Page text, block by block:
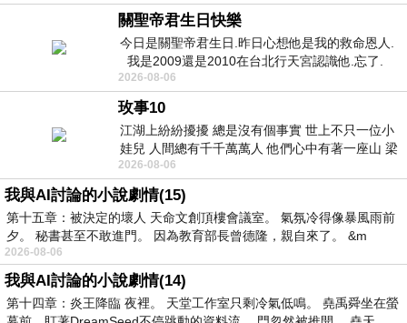
關聖帝君生日快樂
今日是關聖帝君生日.昨日心想他是我的救命恩人.
我是2009還是2010在台北行天宮認識他.忘了.
一個奇摩交友的網友學
2026-08-06
玫事10
江湖上紛紛擾擾 總是沒有個事實 世上不只一位小
娃兒 人間總有千千萬萬人 他們心中有著一座山 梁
山佛山泰華衡恆嵩 一山之高
2026-08-06
我與AI討論的小說劇情(15)
第十五章：被決定的壞人 天命文創頂樓會議室。 氣氛冷得像暴風雨前
夕。 秘書甚至不敢進門。 因為教育部長曾德隆，親自來了。 &m
2026-08-06
我與AI討論的小說劇情(14)
第十四章：炎王降臨 夜裡。 天堂工作室只剩冷氣低鳴。 堯禹舜坐在螢